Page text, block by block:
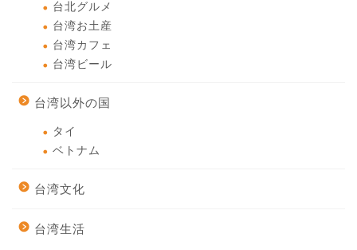
台北グルメ
台湾お土産
台湾カフェ
台湾ビール
台湾以外の国
タイ
ベトナム
台湾文化
台湾生活